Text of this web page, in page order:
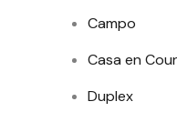
Campo
Casa en
Duplex